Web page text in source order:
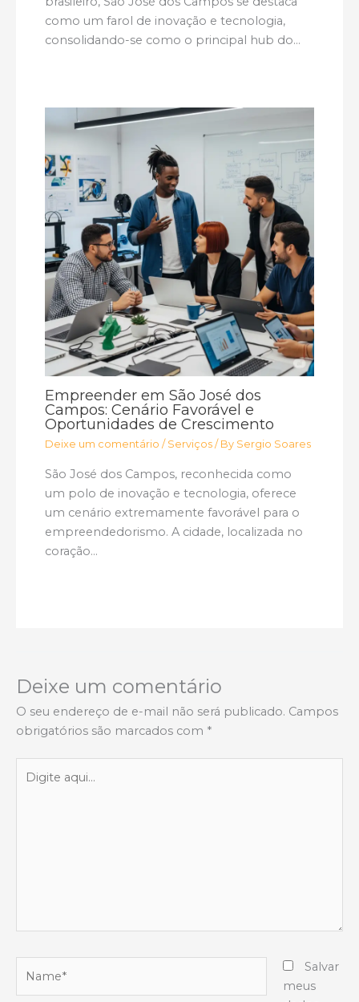
como um farol de inovação e tecnologia,
consolidando-se como o principal hub do…
Empreender em São José dos
Campos: Cenário Favorável e
Oportunidades de Crescimento
Deixe um comentário / Serviços / By Sergio Soares
São José dos Campos, reconhecida como
um polo de inovação e tecnologia, oferece
um cenário extremamente favorável para o
empreendedorismo. A cidade, localizada no
coração…
Deixe um comentário
O seu endereço de e-mail não será publicado. Campos
obrigatórios são marcados com *
aqui...
Salvar
meus